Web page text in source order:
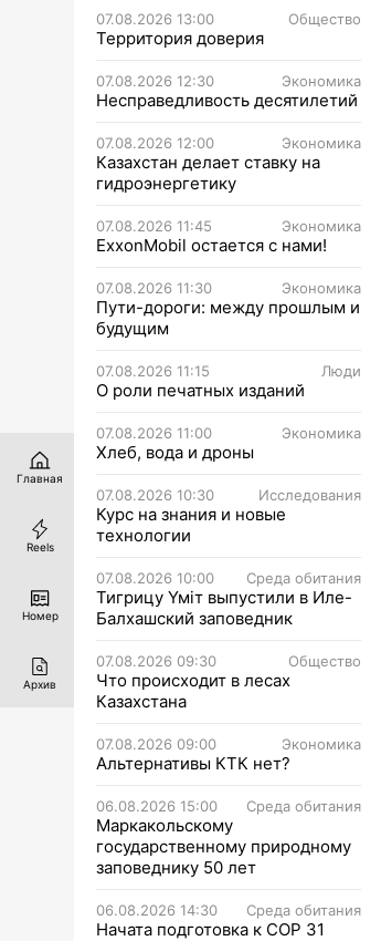
07.08.2026 13:00 Общество
Территория доверия
07.08.2026 12:30 Экономика
Несправедливость десятилетий
07.08.2026 12:00 Экономика
Казахстан делает ставку на
гидроэнергетику
07.08.2026 11:45 Экономика
ExxonMobil остается с нами!
07.08.2026 11:30 Экономика
Пути-дороги: между прошлым и
будущим
07.08.2026 11:15 Люди
О роли печатных изданий
07.08.2026 11:00 Экономика
Хлеб, вода и дроны
07.08.2026 10:30 Исследования
Курс на знания и новые
технологии
07.08.2026 10:00 Среда обитания
Тигрицу Үміт выпустили в Иле-
Балхашский заповедник
07.08.2026 09:30 Общество
Что происходит в лесах
Казахстана
07.08.2026 09:00 Экономика
Альтернативы КТК нет?
06.08.2026 15:00 Среда обитания
Маркакольскому
государственному природному
заповеднику 50 лет
06.08.2026 14:30 Среда обитания
Начата подготовка к СОР 31
Главная
Reels
Номер
Архив